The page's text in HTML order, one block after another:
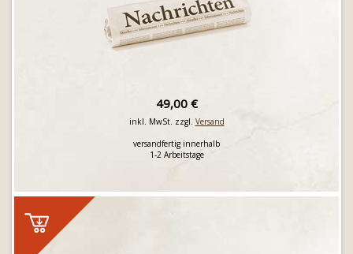
49,00 €
inkl. MwSt. zzgl. Versand
versandfertig innerhalb
1-2 Arbeitstage